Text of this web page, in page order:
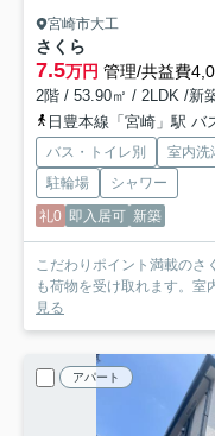
宮崎市大工
さくら
7.5万円 管理/共益費
2階 / 53.90㎡ / 2LDK /新
日豊本線「宮崎」駅 バ
バス・トイレ別 室内洗
駐輪場
シャワー
礼0 即入居可 新築
こだわりポイント満載の
も荷物を受け取れます。室
見る
アパート